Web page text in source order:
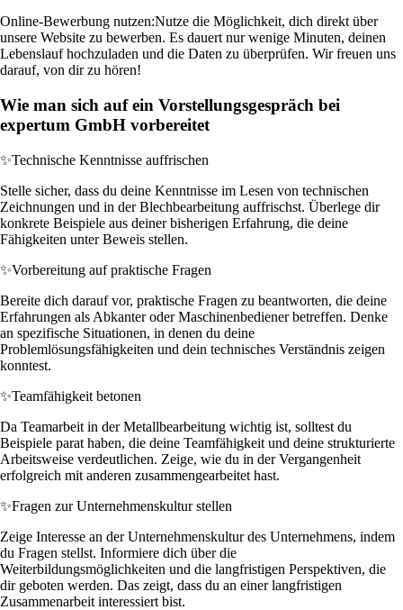
Online-Bewerbung nutzen:Nutze die Möglichkeit, dich direkt über
unsere Website zu bewerben. Es dauert nur wenige Minuten, deinen
Lebenslauf hochzuladen und die Daten zu überprüfen. Wir freuen uns
darauf, von dir zu hören!
Wie man sich auf ein Vorstellungsgespräch bei
expertum GmbH vorbereitet
✨Technische Kenntnisse auffrischen
Stelle sicher, dass du deine Kenntnisse im Lesen von technischen
Zeichnungen und in der Blechbearbeitung auffrischst. Überlege dir
konkrete Beispiele aus deiner bisherigen Erfahrung, die deine
Fähigkeiten unter Beweis stellen.
✨Vorbereitung auf praktische Fragen
Bereite dich darauf vor, praktische Fragen zu beantworten, die deine
Erfahrungen als Abkanter oder Maschinenbediener betreffen. Denke
an spezifische Situationen, in denen du deine
Problemlösungsfähigkeiten und dein technisches Verständnis zeigen
konntest.
✨Teamfähigkeit betonen
Da Teamarbeit in der Metallbearbeitung wichtig ist, solltest du
Beispiele parat haben, die deine Teamfähigkeit und deine strukturierte
Arbeitsweise verdeutlichen. Zeige, wie du in der Vergangenheit
erfolgreich mit anderen zusammengearbeitet hast.
✨Fragen zur Unternehmenskultur stellen
Zeige Interesse an der Unternehmenskultur des Unternehmens, indem
du Fragen stellst. Informiere dich über die
Weiterbildungsmöglichkeiten und die langfristigen Perspektiven, die
dir geboten werden. Das zeigt, dass du an einer langfristigen
Zusammenarbeit interessiert bist.